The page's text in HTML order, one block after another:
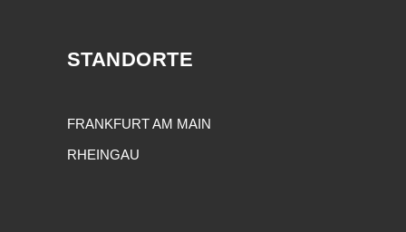
STANDORTE
FRANKFURT AM MAIN
RHEINGAU